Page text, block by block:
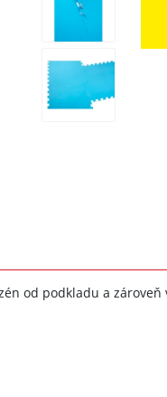
od podkladu a